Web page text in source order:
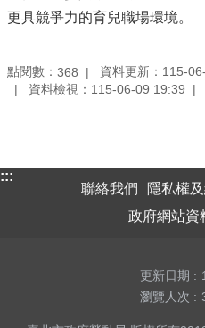
更具競爭力的育兒職場環境。
點閱數： 368
資料更新：115-
資料檢視：115-06-09 19:39
:::
聯絡我們
隱私權
政府網站資
更新日期
瀏覽人次